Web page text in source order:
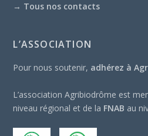
→ Tous nos contacts
L’ASSOCIATION
Pour nous soutenir, adhérez à
L’association Agribiodrôme est
niveau régional et de la FNAB au